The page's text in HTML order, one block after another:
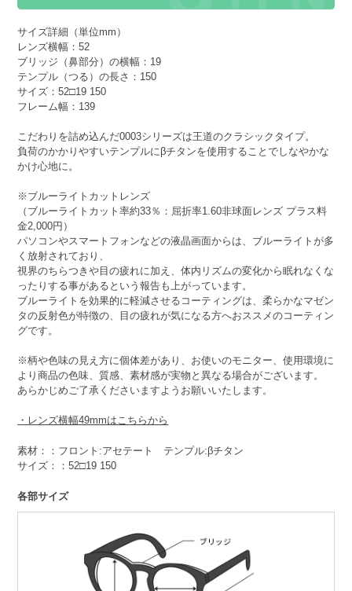
サイズ詳細（単位mm）
レンズ横幅：52
ブリッジ（鼻部分）の横幅：19
テンプル（つる）の長さ：150
サイズ：52□19 150
フレーム幅：139
こだわりを詰め込んだ0003シリーズは王道のクラシックタイプ。
負荷のかかりやすいテンプルにβチタンを使用することでしなやかな
かけ心地に。
※ブルーライトカットレンズ
（ブルーライトカット率約33％：屈折率1.60非球面レンズ プラス料
金2,000円）
パソコンやスマートフォンなどの液晶画面からは、ブルーライトが多
く放射されており、
視界のちらつきや目の疲れに加え、体内リズムの変化から眠れなくな
ったりする事があるという報告も上がっています。
ブルーライトを効果的に軽減させるコーティングは、柔らかなマゼン
タの反射色が特徴の、目の疲れが気になる方へおススメのコーティン
グです。
※柄や色味の見え方に個体差があり、お使いのモニター、使用環境に
より商品の色味、質感、素材感が実物と異なる場合がございます。
あらかじめご了承くださいますようお願いいたします。
・レンズ横幅49mmはこちらから
素材：：フロント:アセテート テンプル:βチタン
サイズ：：52□19 150
各部サイズ